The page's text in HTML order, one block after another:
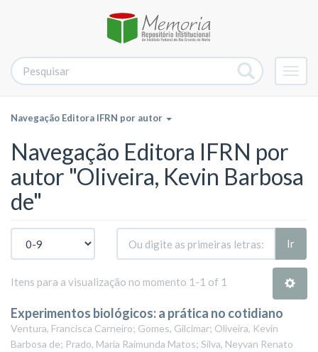
Navegação Editora IFRN por autor
Navegação Editora IFRN por
autor "Oliveira, Kevin Barbosa
de"
Ir
Itens para a visualização no momento 1-1 of 1
Experimentos biológicos: a prática no cotidiano
Ventura, Francisca Carneiro; Gomes, Gilcimar; Oliveira, Kevin
Barbosa de; Prado, Maria Raimunda Matos; Silva, Neyvan Renato